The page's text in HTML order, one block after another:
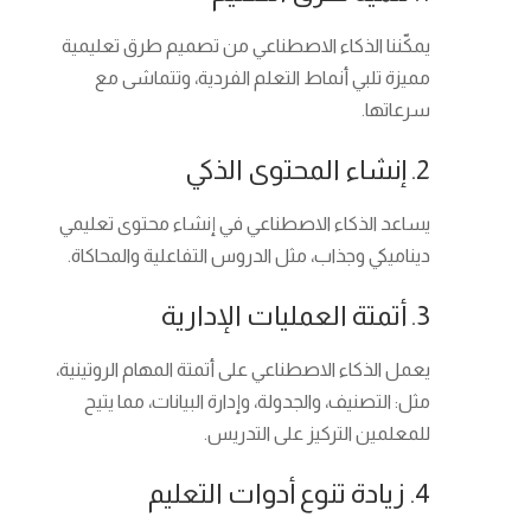
يمكّننا الذكاء الاصطناعي من تصميم طرق تعليمية
مميزة تلبي أنماط التعلم الفردية، وتتماشى مع
سرعاتها.
2. إنشاء المحتوى الذكي
يساعد الذكاء الاصطناعي في إنشاء محتوى تعليمي
ديناميكي وجذاب، مثل الدروس التفاعلية والمحاكاة.
3. أتمتة العمليات الإدارية
يعمل الذكاء الاصطناعي على أتمتة المهام الروتينية،
مثل: التصنيف، والجدولة، وإدارة البيانات، مما يتيح
للمعلمين التركيز على التدريس.
4. زيادة تنوع أدوات التعليم